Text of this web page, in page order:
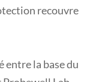
recouvre
entre la base du